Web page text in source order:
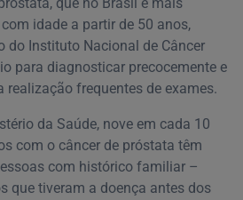
idade a partir de 50 anos,
do Instituto Nacional de Câncer
para diagnosticar precocemente e
realização frequentes de exames.
da Saúde, nove em cada 10
com o câncer de próstata têm
com histórico familiar –
que tiveram a doença antes dos